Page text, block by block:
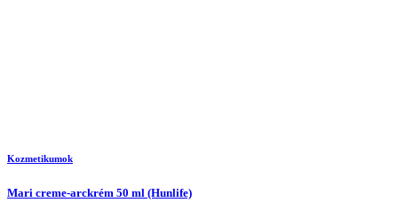
Kozmetikumok
Mari creme-arckrém 50 ml (Hunlife)